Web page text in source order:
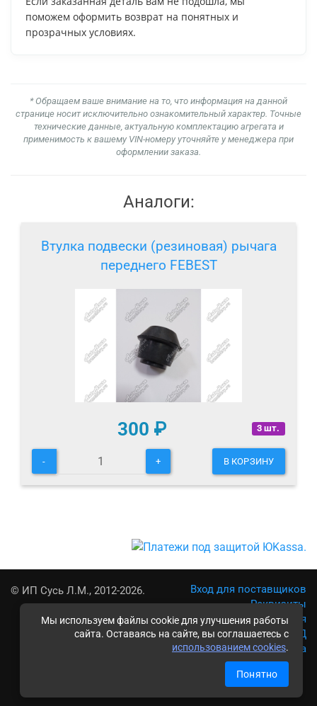
Мы используем файлы cookie для улучшения работы
сайта. Оставаясь на сайте, вы соглашаетесь с
использованием cookies.
Понятно
поможем оформить возврат на понятных и
прозрачных условиях.
* Обращаем ваше внимание на то, что информация на данной
странице носит исключительно ознакомительный характер. Точные
технические данные, актуальную комплектацию агрегата и
применимость к вашему VIN-номеру уточняйте у менеджера при
оформлении заказа.
Аналоги:
Втулка подвески (резиновая) рычага
переднего FEBEST
3 шт.
300 ₽
- + В КОРЗИНУ
© ИП Сусь Л.М., 2012-2026.
Вход для поставщиков
Реквизиты
Условия использования
Политика обработки ПД
Карта сайта